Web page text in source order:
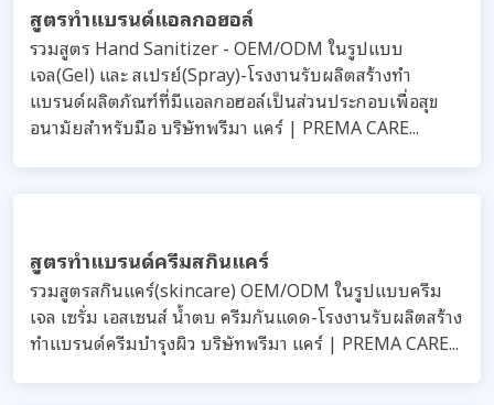
สูตรทำแบรนด์แอลกอฮอล์
รวมสูตร Hand Sanitizer - OEM/ODM ในรูปแบบ
เจล(Gel) และ สเปรย์(Spray)-โรงงานรับผลิตสร้างทำ
แบรนด์ผลิตภัณฑ์ที่มีแอลกอฮอล์เป็นส่วนประกอบเพื่อสุข
อนามัยสำหรับมือ บริษัทพรีมา แคร์ | PREMA CARE...
สูตรทำแบรนด์ครีมสกินแคร์
รวมสูตรสกินแคร์(skincare) OEM/ODM ในรูปแบบครีม
เจล เซรั่ม เอสเซนส์ น้ำตบ ครีมกันแดด-โรงงานรับผลิตสร้าง
ทำแบรนด์ครีมบำรุงผิว บริษัทพรีมา แคร์ | PREMA CARE...